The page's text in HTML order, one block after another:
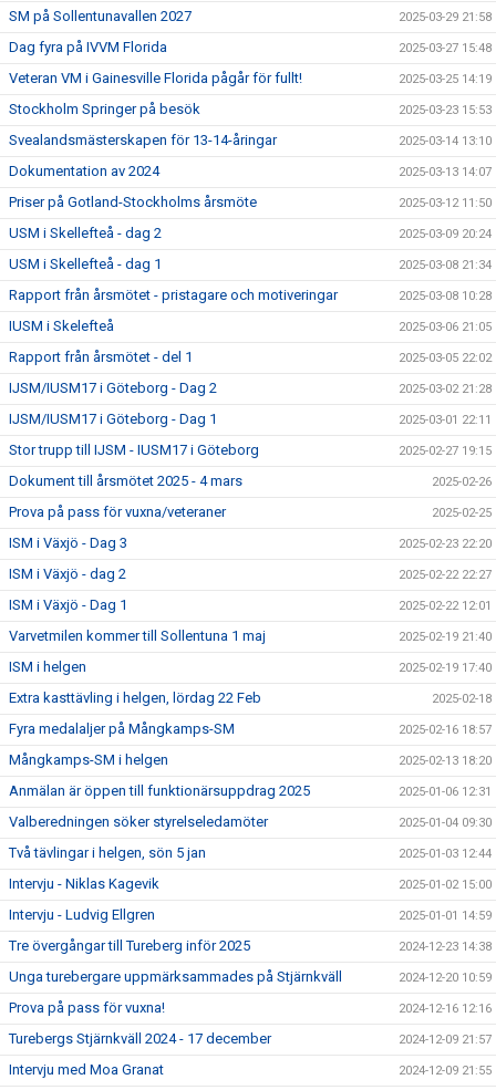
SM på Sollentunavallen 2027 2025-03-29 21:58
Dag fyra på IVVM Florida 2025-03-27 15:48
Veteran VM i Gainesville Florida pågår för fullt! 2025-03-25 14:19
Stockholm Springer på besök 2025-03-23 15:53
Svealandsmästerskapen för 13-14-åringar 2025-03-14 13:10
Dokumentation av 2024 2025-03-13 14:07
Priser på Gotland-Stockholms årsmöte 2025-03-12 11:50
USM i Skellefteå - dag 2 2025-03-09 20:24
USM i Skellefteå - dag 1 2025-03-08 21:34
Rapport från årsmötet - pristagare och motiveringar 2025-03-08 10:28
IUSM i Skelefteå 2025-03-06 21:05
Rapport från årsmötet - del 1 2025-03-05 22:02
IJSM/IUSM17 i Göteborg - Dag 2 2025-03-02 21:28
IJSM/IUSM17 i Göteborg - Dag 1 2025-03-01 22:11
Stor trupp till IJSM - IUSM17 i Göteborg 2025-02-27 19:15
Dokument till årsmötet 2025 - 4 mars 2025-02-26
Prova på pass för vuxna/veteraner 2025-02-25
ISM i Växjö - Dag 3 2025-02-23 22:20
ISM i Växjö - dag 2 2025-02-22 22:27
ISM i Växjö - Dag 1 2025-02-22 12:01
Varvetmilen kommer till Sollentuna 1 maj 2025-02-19 21:40
ISM i helgen 2025-02-19 17:40
Extra kasttävling i helgen, lördag 22 Feb 2025-02-18
Fyra medalaljer på Mångkamps-SM 2025-02-16 18:57
Mångkamps-SM i helgen 2025-02-13 18:20
Anmälan är öppen till funktionärsuppdrag 2025 2025-01-06 12:31
Valberedningen söker styrelseledamöter 2025-01-04 09:30
Två tävlingar i helgen, sön 5 jan 2025-01-03 12:44
Intervju - Niklas Kagevik 2025-01-02 15:00
Intervju - Ludvig Ellgren 2025-01-01 14:59
Tre övergångar till Tureberg inför 2025 2024-12-23 14:38
Unga turebergare uppmärksammades på Stjärnkväll 2024-12-20 10:59
Prova på pass för vuxna! 2024-12-16 12:16
Turebergs Stjärnkväll 2024 - 17 december 2024-12-09 21:57
Intervju med Moa Granat 2024-12-09 21:55